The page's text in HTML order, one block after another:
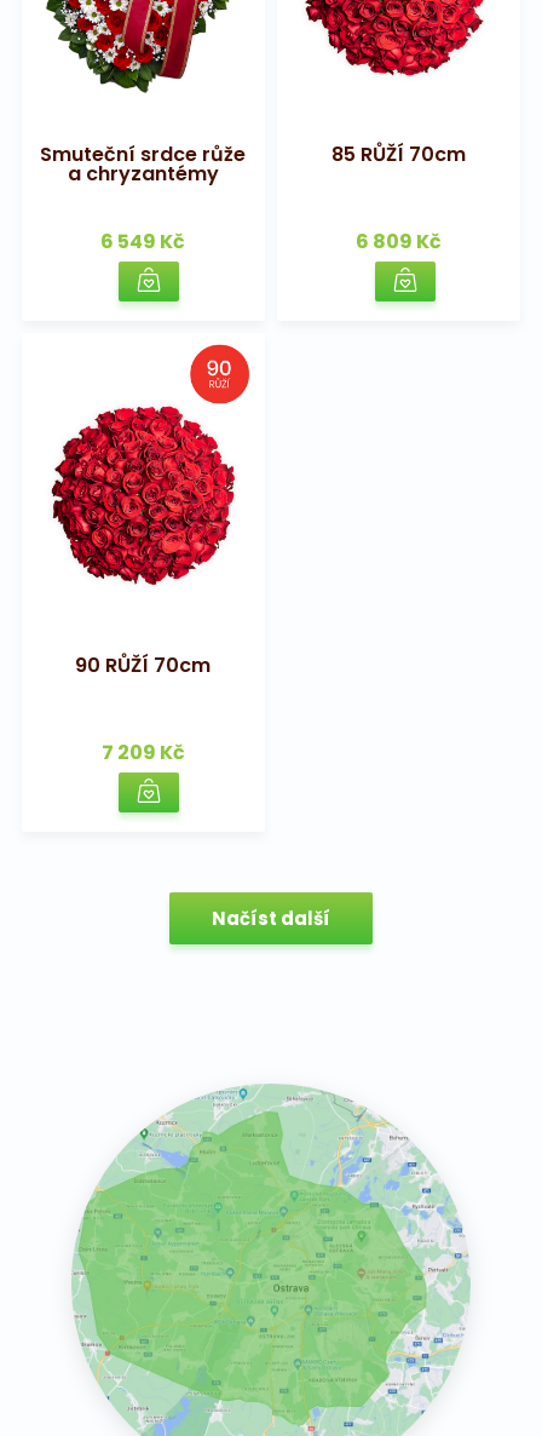
Smuteční srdce růže
a chryzantémy
6 549 Kč
85 RŮŽÍ 70cm
6 809 Kč
90 RŮŽÍ 70cm
7 209 Kč
Načíst další